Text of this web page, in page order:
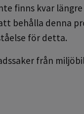
finns kvar
behålla denna
för detta.
från